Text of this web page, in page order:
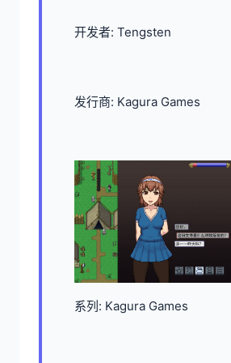
开发者: Tengsten
发行商: Kagura Games
系列: Kagura Games